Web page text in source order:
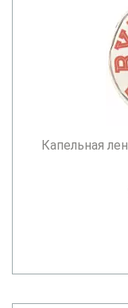
Капельная